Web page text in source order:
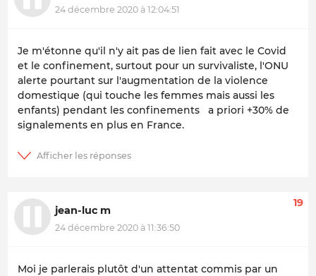
24 décembre 2020 à 12:04:51
Je m'étonne qu'il n'y ait pas de lien fait avec le Covid
et le confinement, surtout pour un survivaliste, l'ONU
alerte pourtant sur l'augmentation de la violence
domestique (qui touche les femmes mais aussi les
enfants) pendant les confinements a priori +30% de
signalements en plus en France.
jean-luc m
24 décembre 2020 à 11:36:50
19
Moi je parlerais plutôt d'un attentat commis par un